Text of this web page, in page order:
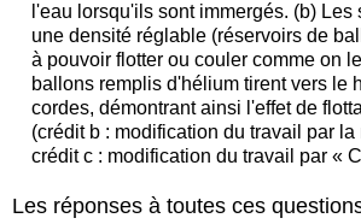
l'eau lorsqu'ils sont immergés. (b) Les
une densité réglable (réservoirs de
à pouvoir flotter ou couler comme on
ballons remplis d'hélium tirent vers le
cordes, démontrant ainsi l'effet de
(crédit b : modification du travail par
crédit c : modification du travail par «
Les réponses à toutes ces